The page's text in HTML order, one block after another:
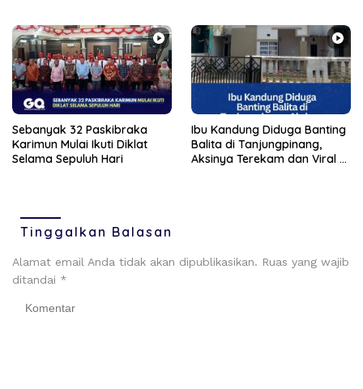
Sebanyak 32 Paskibraka
Karimun Mulai Ikuti Diklat
Selama Sepuluh Hari
Ibu Kandung Diduga Banting
Balita di Tanjungpinang,
Aksinya Terekam dan Viral di
Tinggalkan Balasan
Alamat email Anda tidak akan dipublikasikan. Ruas yang wajib
ditandai *